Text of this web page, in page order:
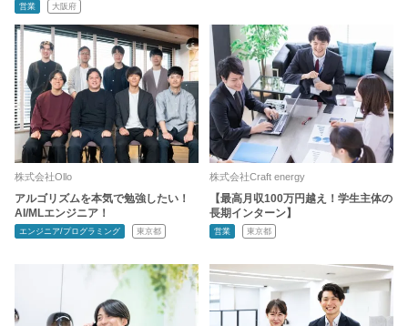
営業 大阪府
株式会社Ollo
アルゴリズムを本気で勉強したい！
AI/MLエンジニア！
エンジニア/プログラミング 東京都
株式会社Craft energy
【最高月収100万円越え！学生主体の
長期インターン】
営業 東京都